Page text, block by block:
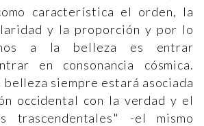
característica el orden, la
y la proporción y por lo
a la belleza es entrar
en consonancia cósmica.
belleza siempre estará asociada
occidental con la verdad y el
trascendentales" -el mismo